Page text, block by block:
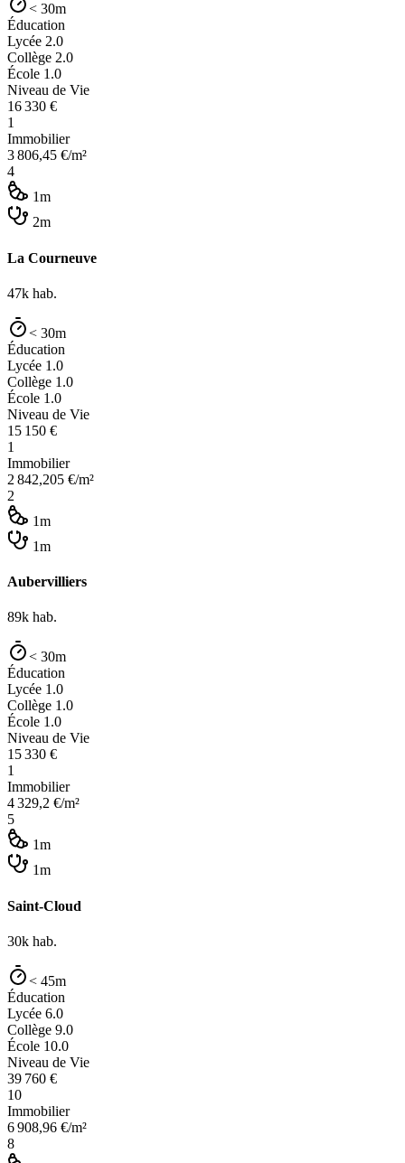
< 30m
Éducation
Lycée 2.0
Collège 2.0
École 1.0
Niveau de Vie
16 330 €
1
Immobilier
3 806,45 €/m²
4
1m
2m
La Courneuve
47k hab.
< 30m
Éducation
Lycée 1.0
Collège 1.0
École 1.0
Niveau de Vie
15 150 €
1
Immobilier
2 842,205 €/m²
2
1m
1m
Aubervilliers
89k hab.
< 30m
Éducation
Lycée 1.0
Collège 1.0
École 1.0
Niveau de Vie
15 330 €
1
Immobilier
4 329,2 €/m²
5
1m
1m
Saint-Cloud
30k hab.
< 45m
Éducation
Lycée 6.0
Collège 9.0
École 10.0
Niveau de Vie
39 760 €
10
Immobilier
6 908,96 €/m²
8